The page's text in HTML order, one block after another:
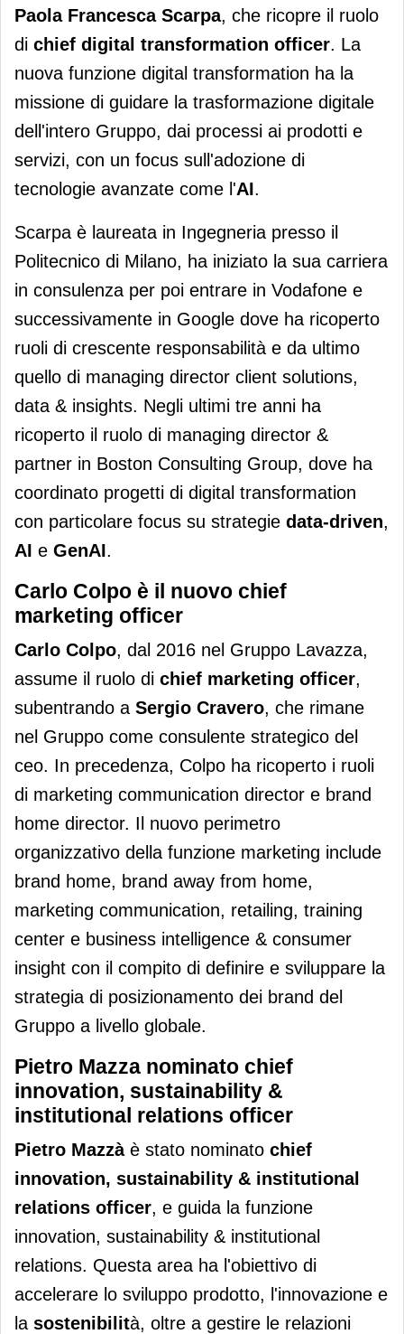
Paola Francesca Scarpa, che ricopre il ruolo
di chief digital transformation officer. La
nuova funzione digital transformation ha la
missione di guidare la trasformazione digitale
dell'intero Gruppo, dai processi ai prodotti e
servizi, con un focus sull'adozione di
tecnologie avanzate come l'AI.
Scarpa è laureata in Ingegneria presso il
Politecnico di Milano, ha iniziato la sua carriera
in consulenza per poi entrare in Vodafone e
successivamente in Google dove ha ricoperto
ruoli di crescente responsabilità e da ultimo
quello di managing director client solutions,
data & insights. Negli ultimi tre anni ha
ricoperto il ruolo di managing director &
partner in Boston Consulting Group, dove ha
coordinato progetti di digital transformation
con particolare focus su strategie data-driven,
AI e GenAI.
Carlo Colpo è il nuovo chief
marketing officer
Carlo Colpo, dal 2016 nel Gruppo Lavazza,
assume il ruolo di chief marketing officer,
subentrando a Sergio Cravero, che rimane
nel Gruppo come consulente strategico del
ceo. In precedenza, Colpo ha ricoperto i ruoli
di marketing communication director e brand
home director. Il nuovo perimetro
organizzativo della funzione marketing include
brand home, brand away from home,
marketing communication, retailing, training
center e business intelligence & consumer
insight con il compito di definire e sviluppare la
strategia di posizionamento dei brand del
Gruppo a livello globale.
Pietro Mazza nominato chief
innovation, sustainability &
institutional relations officer
Pietro Mazzàè stato nominato chief
innovation, sustainability & institutional
relations officer, e guida la funzione
innovation, sustainability & institutional
relations. Questa area ha l'obiettivo di
accelerare lo sviluppo prodotto, l'innovazione e
la sostenibilità, oltre a gestire le relazioni